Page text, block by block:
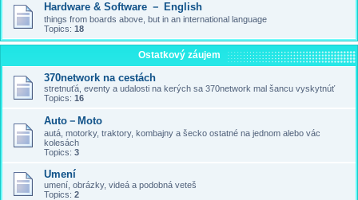
Hardware & Software － English
things from boards above, but in an international language
Topics: 18
Ostatkový záujem
370network na cestách
stretnuťá, eventy a udalosti na kerých sa 370network mal šancu vyskytnúť
Topics: 16
Auto－Moto
autá, motorky, traktory, kombajny a šecko ostatné na jednom alebo vác
kolesách
Topics: 3
Umení
umení, obrázky, videá a podobná veteš
Topics: 2